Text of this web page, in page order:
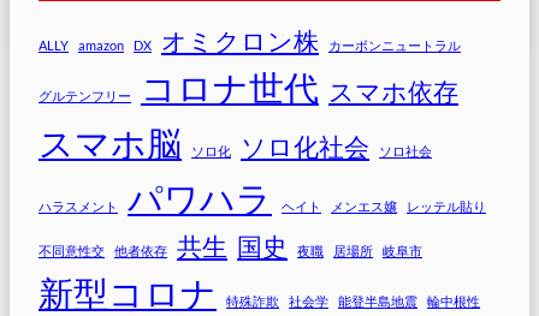
ALLY amazon DX オミクロン株 カーボンニュートラル
グルテンフリー コロナ世代 スマホ依存
スマホ脳 ソロ化 ソロ化社会 ソロ社会
ハラスメント パワハラ ヘイト メンエス嬢 レッテル貼り
不同意性交 他者依存 共生 国史 夜職 居場所 岐阜市
新型コロナ 特殊詐欺 社会学 能登半島地震 輪中根性